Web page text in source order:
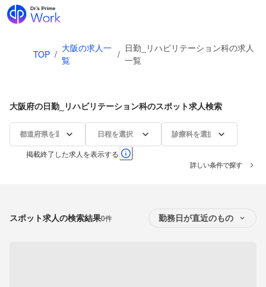
TOP /
大阪の求人一
覧
/
日勤_リハビリテーション科の求人
一覧
大阪府の日勤_リハビリテーション科のスポット求人検索
都道府県を選択 日程を選択 診療科を選択
掲載終了した求人を表示する
詳しい条件で探す
スポット求人の検索結果0件 勤務日が直近のもの